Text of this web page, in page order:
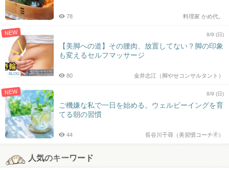
料理家 かめ代。
78
NEW
BLOG
8/9 (日)
【美脚への道】その腰肉、放置してない？脚の印象
も変えるセルフマッサージ
金井志江（脚やせコンサルタント）
80
NEW 8/9 (日)
ご機嫌な私で一日を始める。ウェルビーイングを育
てる朝の習慣
長谷川千尋（美習慣コーチ🄬）
44
人気のキーワード